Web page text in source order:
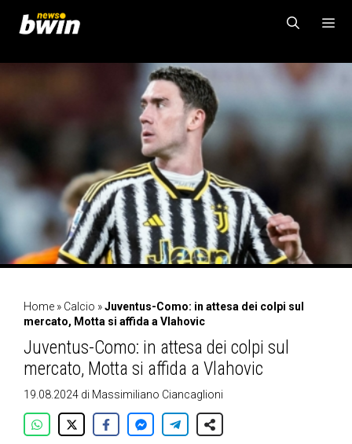
contenuto
Home » Calcio »Juventus-Como: in attesa dei colpi sul
mercato, Motta si affida a Vlahovic
Juventus-Como: in attesa dei colpi sul
mercato, Motta si affida a Vlahovic
19.08.2024 di Massimiliano Ciancaglioni